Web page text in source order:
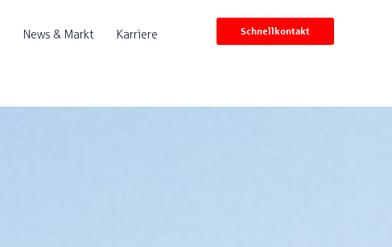
News & Markt Karriere Schnellkontakt